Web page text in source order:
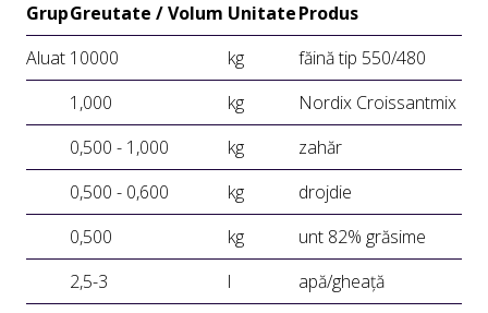
GrupGreutate / Volum UnitateProdus
Aluat 10000 kg
făină tip 550/480
1,000
kg
Nordix Croissantmix
0,500 - 1,000
kg
zahăr
0,500 - 0,600
kg
drojdie
0,500
kg
unt 82% grăsime
2,5-3
l
apă/gheață